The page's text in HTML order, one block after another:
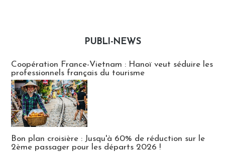
PUBLI-NEWS
Coopération France-Vietnam : Hanoï veut séduire les
professionnels français du tourisme
Bon plan croisière : Jusqu'à 60% de réduction sur le
2ème passager pour les départs 2026 !